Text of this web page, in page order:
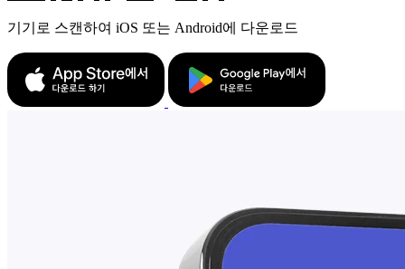
기기로 스캔하여 iOS 또는 Android에 다운로드